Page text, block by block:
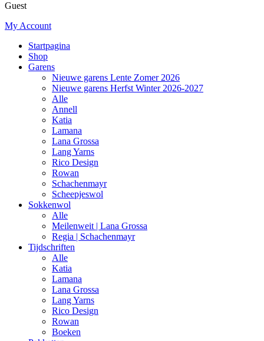
Guest
My Account
Startpagina
Shop
Garens
Nieuwe garens Lente Zomer 2026
Nieuwe garens Herfst Winter 2026-2027
Alle
Annell
Katia
Lamana
Lana Grossa
Lang Yarns
Rico Design
Rowan
Schachenmayr
Scheepjeswol
Sokkenwol
Alle
Meilenweit | Lana Grossa
Regia | Schachenmayr
Tijdschriften
Alle
Katia
Lamana
Lana Grossa
Lang Yarns
Rico Design
Rowan
Boeken